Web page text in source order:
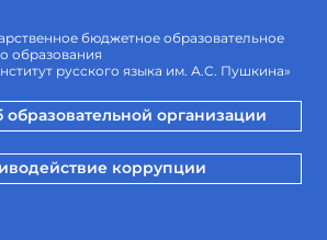
бюджетное образовательное
образования
русского языка им. А.С. Пушкина»
организации
коррупции